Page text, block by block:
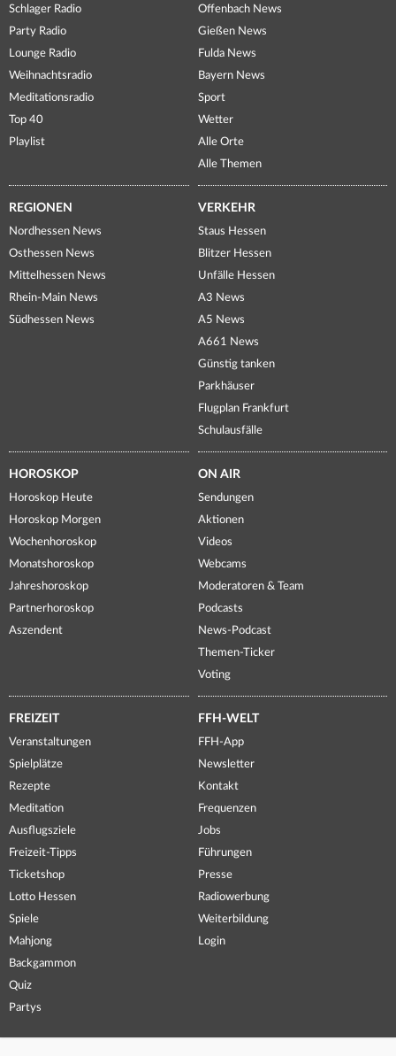
Schlager Radio
Party Radio
Lounge Radio
Weihnachtsradio
Meditationsradio
Top 40
Playlist
Offenbach News
Gießen News
Fulda News
Bayern News
Sport
Wetter
Alle Orte
Alle Themen
REGIONEN
Nordhessen News
Osthessen News
Mittelhessen News
Rhein-Main News
Südhessen News
VERKEHR
Staus Hessen
Blitzer Hessen
Unfälle Hessen
A3 News
A5 News
A661 News
Günstig tanken
Parkhäuser
Flugplan Frankfurt
Schulausfälle
HOROSKOP
Horoskop Heute
Horoskop Morgen
Wochenhoroskop
Monatshoroskop
Jahreshoroskop
Partnerhoroskop
Aszendent
ON AIR
Sendungen
Aktionen
Videos
Webcams
Moderatoren & Team
Podcasts
News-Podcast
Themen-Ticker
Voting
FREIZEIT
Veranstaltungen
Spielplätze
Rezepte
Meditation
Ausflugsziele
Freizeit-Tipps
Ticketshop
Lotto Hessen
Spiele
Mahjong
Backgammon
Quiz
Partys
FFH-WELT
FFH-App
Newsletter
Kontakt
Frequenzen
Jobs
Führungen
Presse
Radiowerbung
Weiterbildung
Login